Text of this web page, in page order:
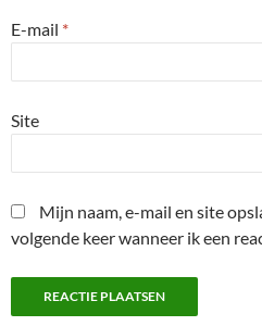
E-mail *
Site
Mijn naam, e-mail en site
volgende keer wanneer ik een